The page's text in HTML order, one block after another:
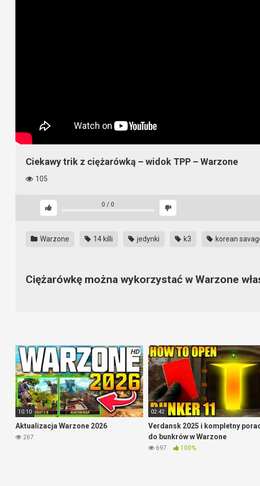
Ciekawy trik z ciężarówką – widok TPP – Warzone
105
0 / 0
Warzone 14 killi jedynki k3 korean
Ciężarówkę można wykorzystać w Warzone
HD
10:10
Aktualizacja Warzone 2026
267
02:42
Verdansk 2025 i kompletny
do bunkrów w Warzone
697 100%